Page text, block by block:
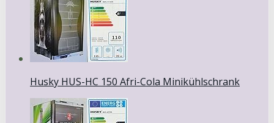
Husky HUS-HC 150 Afri-Cola Minikühlschrank